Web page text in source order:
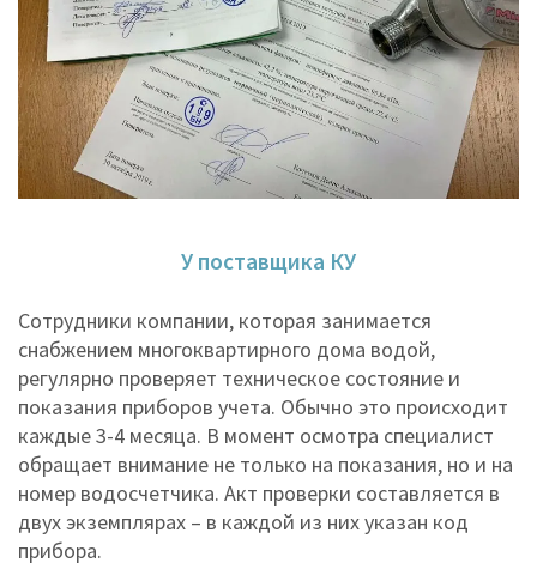
У поставщика КУ
Сотрудники компании, которая занимается
снабжением многоквартирного дома водой,
регулярно проверяет техническое состояние и
показания приборов учета. Обычно это происходит
каждые 3-4 месяца. В момент осмотра специалист
обращает внимание не только на показания, но и на
номер водосчетчика. Акт проверки составляется в
двух экземплярах – в каждой из них указан код
прибора.